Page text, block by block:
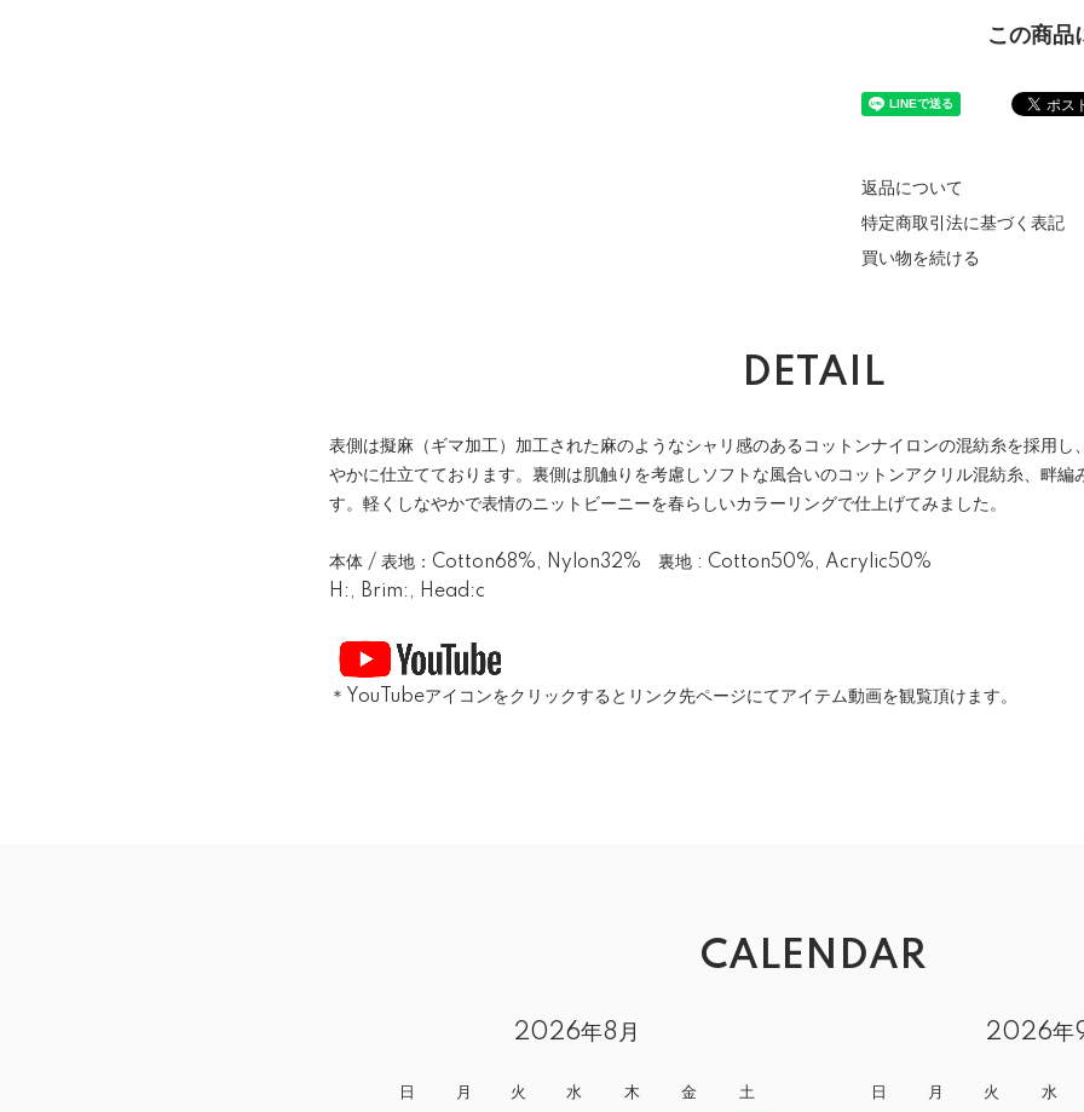
この商品
返品について
特定商取引法に基づく表記
買い物を続ける
DETAIL
表側は擬麻（ギマ加工）加工された麻のようなシャリ感のあるコットンナイロンの混紡糸を採用し
やかに仕立てております。裏側は肌触りを考慮しソフトな風合いのコットンアクリル混紡糸、畔編
す。軽くしなやかで表情のニットビーニーを春らしいカラーリングで仕上げてみました。
本体 / 表地：Cotton68%, Nylon32% 裏地 : Cotton50%, Acrylic50%
H:, Brim:, Head:c
＊YouTubeアイコンをクリックするとリンク先ページにてアイテム動画を観覧頂けます。
CALENDAR
2026年8月
日 月 火 水 木 金 土
2026年
日 月 火 水